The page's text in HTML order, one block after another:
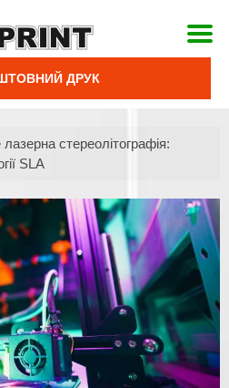
ДРУК
стереолітографія:
SLA